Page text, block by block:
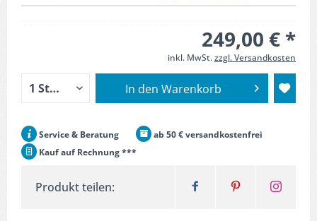
249,00 € *
inkl. MwSt.zzgl. Versandkosten
In den Warenkorb
Service & Beratung
ab 50 € versandkostenfrei
Kauf auf Rechnung ***
Produkt teilen: